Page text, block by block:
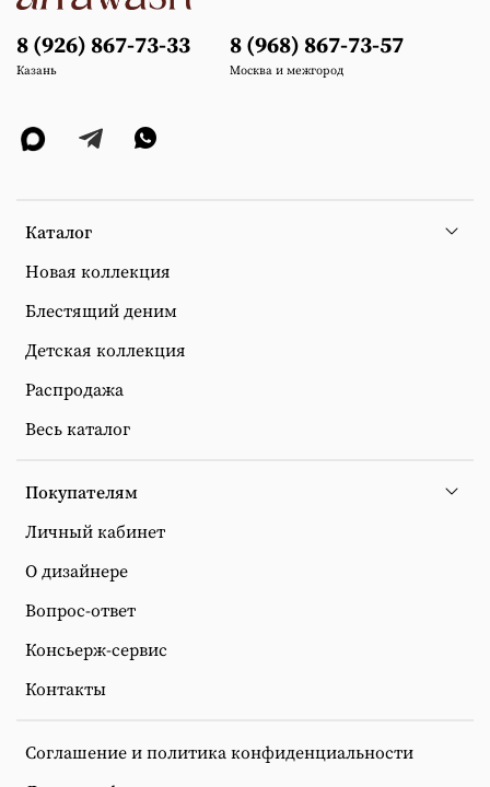
Каталог
Новая коллекция
Блестящий деним
Детская коллекция
Распродажа
Весь каталог
Покупателям
Личный кабинет
О дизайнере
Вопрос-ответ
Консьерж-сервис
Контакты
Соглашение и политика конфиденциальности
8 (926) 867-73-33
Казань
8 (968) 867-73-57
Москва и межгород